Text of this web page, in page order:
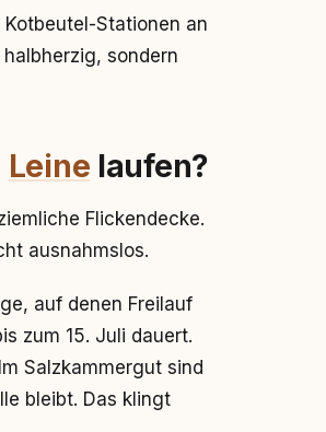
Stationen an
sondern
Leine laufen?
Flickendecke.
ausnahmslos.
auf denen Freilauf
zum 15. Juli dauert.
Salzkammergut sind
bleibt. Das klingt